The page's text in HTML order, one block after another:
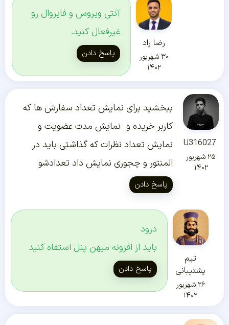
رضا راد
۳۰ شهریور
۱۴۰۲
آنتی ویروس و فایروال رو
غیرفعال کنید.
پاسخ دادن
U316027
۲۵ شهریور
۱۴۰۲
ببخشید برای نمایش تعداد سفارش ها که
کاربر خریده و نمایش مدت عضویت و
نمایش تعداد نظرات که گذاشتی باید در
المنتور و چجوری نمایش داد تعدادشو
پاسخ دادن
تیم
پشتیبانی
۲۶ شهریور
۱۴۰۲
درود
باید از افزونه میهن پنل استفاه کنید
پاسخ دادن